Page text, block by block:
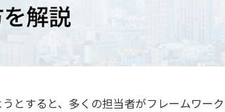
とすると、多くの担当者がフレームワーク